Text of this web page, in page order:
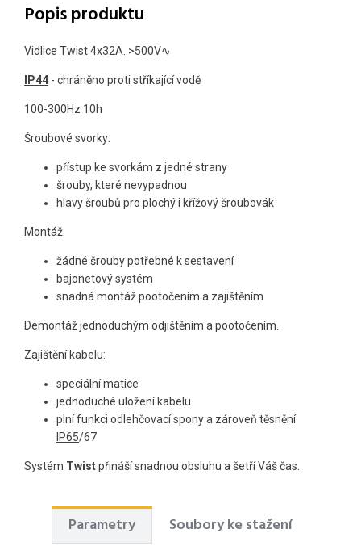
Popis produktu
Vidlice Twist 4x32A. >500V∿
IP44 - chráněno proti stříkající vodě
100-300Hz 10h
Šroubové svorky:
přístup ke svorkám z jedné strany
šrouby, které nevypadnou
hlavy šroubů pro plochý i křížový šroubovák
Montáž:
žádné šrouby potřebné k sestavení
bajonetový systém
snadná montáž pootočením a zajištěním
Demontáž jednoduchým odjištěním a pootočením.
Zajištění kabelu:
speciální matice
jednoduché uložení kabelu
plní funkci odlehčovací spony a zároveň těsnění
IP65/67
Systém Twistpřináší snadnou obsluhu a šetří Váš čas.
Parametry
Soubory ke stažení